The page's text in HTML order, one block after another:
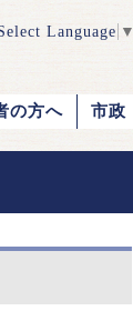
Language ▼
の方へ 市政